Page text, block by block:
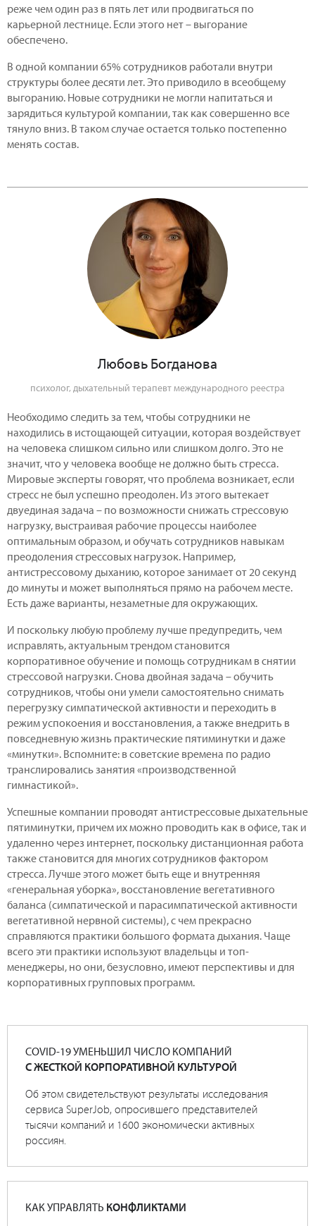
реже чем один раз в пять лет или продвигаться по
карьерной лестнице. Если этого нет – выгорание
обеспечено.
В одной компании 65% сотрудников работали внутри
структуры более десяти лет. Это приводило в всеобщему
выгоранию. Новые сотрудники не могли напитаться и
зарядиться культурой компании, так как совершенно все
тянуло вниз. В таком случае остается только постепенно
менять состав.
Любовь Богданова
психолог, дыхательный терапевт международного реестра
Необходимо следить за тем, чтобы сотрудники не
находились в истощающей ситуации, которая воздействует
на человека слишком сильно или слишком долго. Это не
значит, что у человека вообще не должно быть стресса.
Мировые эксперты говорят, что проблема возникает, если
стресс не был успешно преодолен. Из этого вытекает
двуединая задача – по возможности снижать стрессовую
нагрузку, выстраивая рабочие процессы наиболее
оптимальным образом, и обучать сотрудников навыкам
преодоления стрессовых нагрузок. Например,
антистрессовому дыханию, которое занимает от 20 секунд
до минуты и может выполняться прямо на рабочем месте.
Есть даже варианты, незаметные для окружающих.
И поскольку любую проблему лучше предупредить, чем
исправлять, актуальным трендом становится
корпоративное обучение и помощь сотрудникам в снятии
стрессовой нагрузки. Снова двойная задача – обучить
сотрудников, чтобы они умели самостоятельно снимать
перегрузку симпатической активности и переходить в
режим успокоения и восстановления, а также внедрить в
повседневную жизнь практические пятиминутки и даже
«минутки». Вспомните: в советские времена по радио
транслировались занятия «производственной
гимнастикой».
Успешные компании проводят антистрессовые дыхательные
пятиминутки, причем их можно проводить как в офисе, так и
удаленно через интернет, поскольку дистанционная работа
также становится для многих сотрудников фактором
стресса. Лучше этого может быть еще и внутренняя
«генеральная уборка», восстановление вегетативного
баланса (симпатической и парасимпатической активности
вегетативной нервной системы), с чем прекрасно
справляются практики большого формата дыхания. Чаще
всего эти практики используют владельцы и топ-
менеджеры, но они, безусловно, имеют перспективы и для
корпоративных групповых программ.
COVID-19 УМЕНЬШИЛ ЧИСЛО КОМПАНИЙ
С ЖЕСТКОЙ КОРПОРАТИВНОЙ КУЛЬТУРОЙ
Об этом свидетельствуют результаты исследования
сервиса SuperJob, опросившего представителей
тысячи компаний и 1600 экономически активных
россиян.
КАК УПРАВЛЯТЬ КОНФЛИКТАМИ